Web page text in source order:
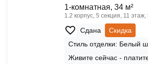
1-комнатная, 34 м²
1.2 корпус, 5 секция, 11
Сдана
Скидка
Стиль отделки: Белый
Живите сейчас -